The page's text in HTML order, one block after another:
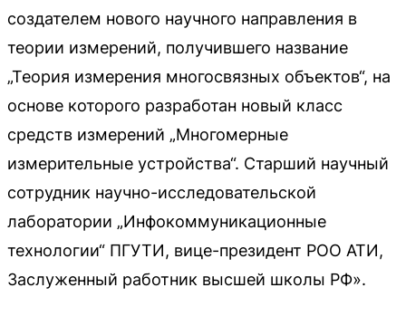
создателем нового научного направления в
теории измерений, получившего название
„Теория измерения многосвязных объектов“, на
основе которого разработан новый класс
средств измерений „Многомерные
измерительные устройства“. Старший научный
сотрудник научно-исследовательской
лаборатории „Инфокоммуникационные
технологии“ ПГУТИ, вице-президент РОО АТИ,
Заслуженный работник высшей школы РФ».